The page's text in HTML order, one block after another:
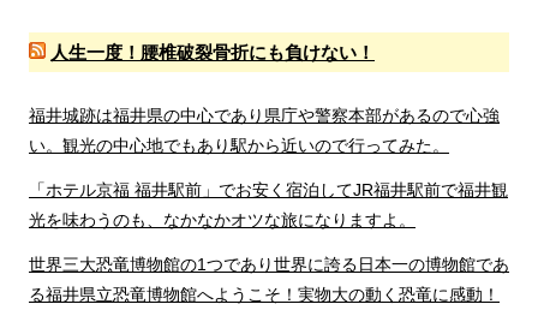
人生一度！腰椎破裂骨折にも負けない！
福井城跡は福井県の中心であり県庁や警察本部があるので心強
い。観光の中心地でもあり駅から近いので行ってみた。
「ホテル京福 福井駅前」でお安く宿泊してJR福井駅前で福井観
光を味わうのも、なかなかオツな旅になりますよ。
世界三大恐竜博物館の1つであり世界に誇る日本一の博物館であ
る福井県立恐竜博物館へようこそ！実物大の動く恐竜に感動！